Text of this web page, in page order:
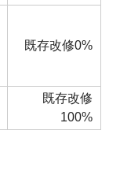
既存改修0%
既存改修
100%